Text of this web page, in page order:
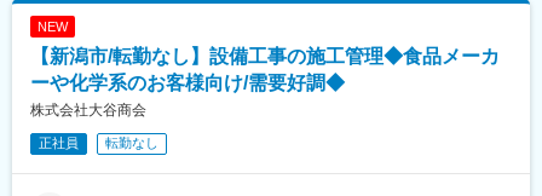
【システム開発・PC制御業務】
検査装置向けWindowsアプリケーションの開発・改修
データロギングシステムの開発・改修
FA-PCや周辺機器の選定・設定
NEW
【新潟市/転勤なし】設備工事の施工管理◆食品メーカ
ーや化学系のお客様向け/需要好調◆
株式会社大谷商会
正社員 転勤なし